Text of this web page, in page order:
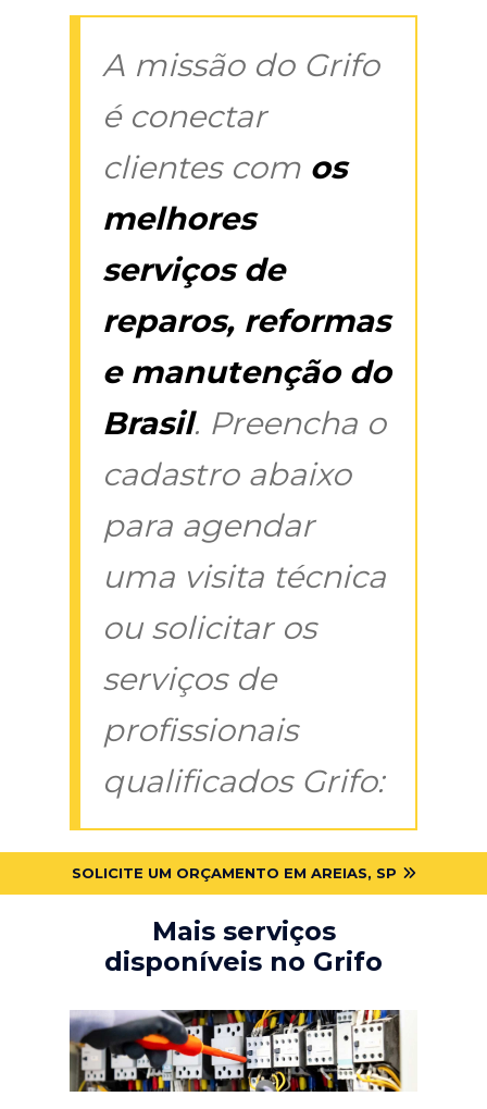
A missão do Grifo
é conectar
clientes com os
melhores
serviços de
reparos, reformas
e manutenção do
Brasil. Preencha o
cadastro abaixo
para agendar
uma visita técnica
ou solicitar os
serviços de
profissionais
qualificados Grifo:
SOLICITE UM ORÇAMENTO EM AREIAS, SP
Mais serviços
disponíveis no Grifo